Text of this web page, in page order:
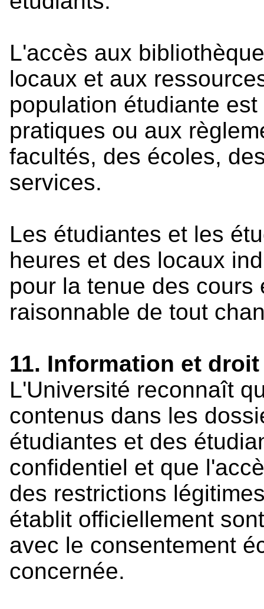
L'accès aux
locaux et aux
population étudiante
pratiques ou aux
facultés, des écoles,
services.
Les étudiantes et les
heures et des locaux
pour la tenue des
raisonnable de tout
11. Information et
L'Université reconnaît
contenus dans les
étudiantes et des
confidentiel et que
des restrictions
établit officiellement
avec le consentement
concernée.